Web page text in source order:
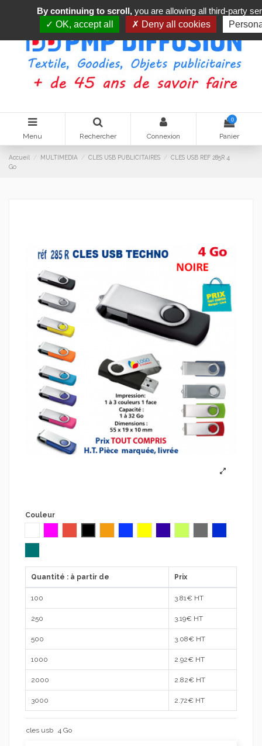
Menu Rechercher Connexion
0
Panier
Accueil MULTIMEDIA CLES USB PUBLICITAIRES
CLES USB REF 285R 4
Go
Couleur
Quantité : à partir de Prix
100 3.81 € HT
250 3.19€ HT
500 3.08€ HT
1000 2.92€ HT
2000 2.82€ HT
3000 2.72€ HT
cles usb 4 Go
By continuing to scroll, you are allowing all third-party
OK, accept all
Deny all cookies